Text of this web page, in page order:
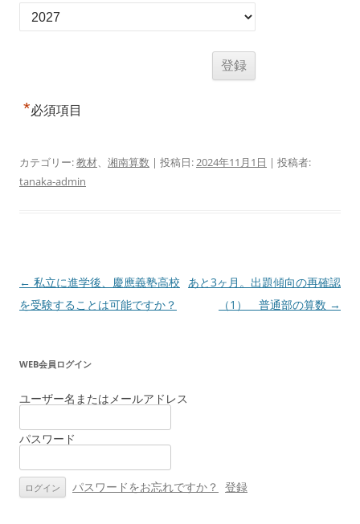
*必須項目
カテゴリー:教材、 湘南算数 | 投稿日:2024年11月1日 | 投稿者:
tanaka-admin
投
稿
ゲ
ー
ョ
← 私立に進学後、慶應義塾高校
を受験することは可能ですか？
あと3ヶ月。出題傾向の再確認
（1） 普通部の算数 →
WEB会員ログイン
ユーザー名またはメールアドレス
パスワード
パスワードをお忘れですか？ 登録